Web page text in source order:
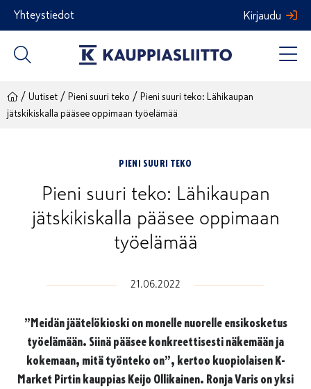
Siirry
sisältöön
Yhteystiedot Kirjaudu
/ Uutiset / Pieni suuri teko / Pieni suuri teko: Lähikaupan
jätskikiskalla pääsee oppimaan työelämää
PIENI SUURI TEKO
Pieni suuri teko: Lähikaupan
jätskikiskalla pääsee oppimaan
työelämää
21.06.2022
”Meidän jäätelökioski on monelle nuorelle ensikosketus
työelämään. Siinä pääsee konkreettisesti näkemään ja
kokemaan, mitä työnteko on”, kertoo kuopiolaisen K-
Market Pirtin kauppias Keijo Ollikainen. Ronja Varis on yksi